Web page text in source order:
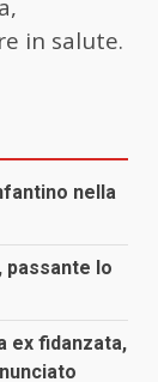
in salute.
nella
passante lo
ex fidanzata,